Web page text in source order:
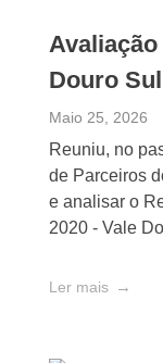
Avaliação
Douro Sul
Maio 25, 2026
Reuniu, no
de Parceiros
e analisar o
2020 - Vale
Ler mais